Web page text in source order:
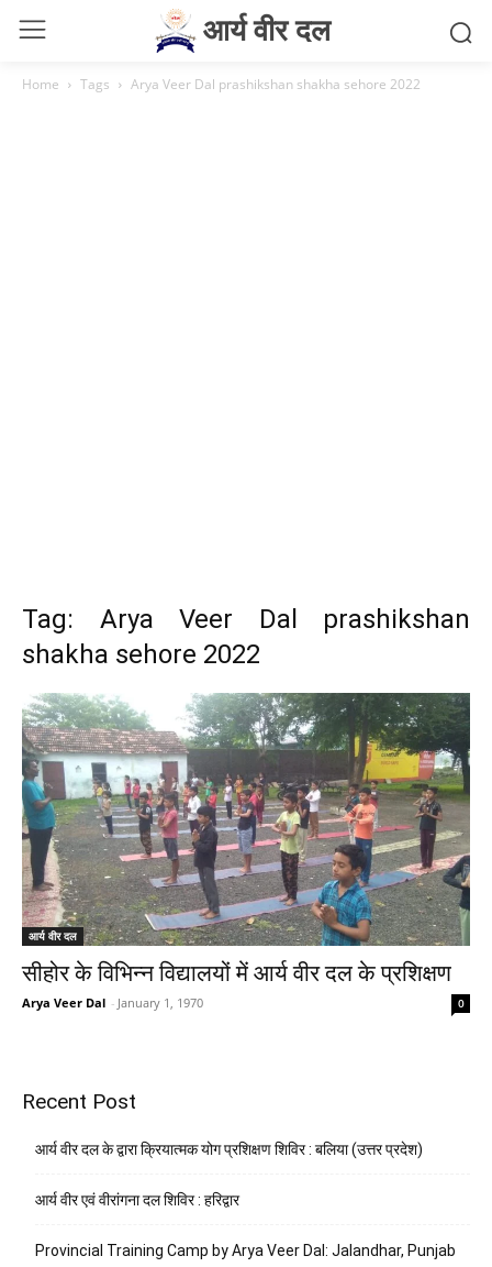
आर्य वीर दल
Home Tags Arya Veer Dal prashikshan shakha sehore 2022
Tag: Arya Veer Dal prashikshan
shakha sehore 2022
आर्य वीर दल
सीहोर के विभिन्न विद्यालयों में आर्य वीर दल के प्रशिक्षण
Arya Veer Dal - January 1, 1970 0
Recent Post
आर्य वीर दल के द्वारा क्रियात्मक योग प्रशिक्षण शिविर : बलिया (उत्तर प्रदेश)
आर्य वीर एवं वीरांगना दल शिविर : हरिद्वार
Provincial Training Camp by Arya Veer Dal: Jalandhar, Punjab